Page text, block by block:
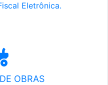
Eletrônica.
OBRAS